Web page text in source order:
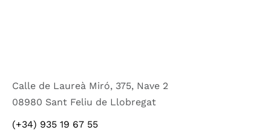
Calle de Laureà Miró, 375, Nave 2
08980 Sant Feliu de Llobregat
(+34) 935 19 67 55